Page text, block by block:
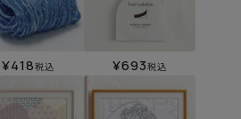
¥418税込 ¥693税込